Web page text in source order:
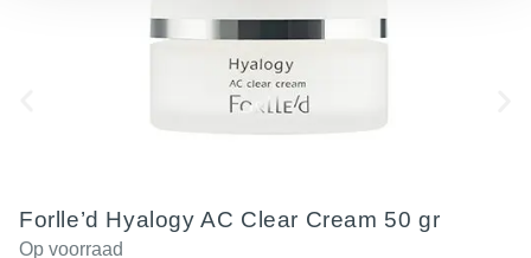
Forlle’d Hyalogy AC Clear Cream 50 gr
Op voorraad